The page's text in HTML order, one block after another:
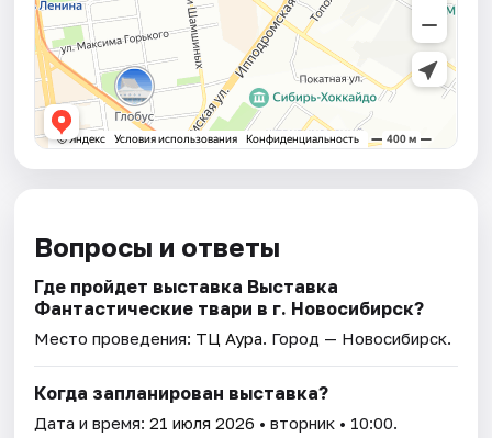
Вопросы и ответы
Где пройдет выставка Выставка
Фантастические твари в г. Новосибирск?
Место проведения: ТЦ Аура. Город — Новосибирск.
Когда запланирован выставка?
Дата и время:21 июля 2026 • вторник • 10:00.